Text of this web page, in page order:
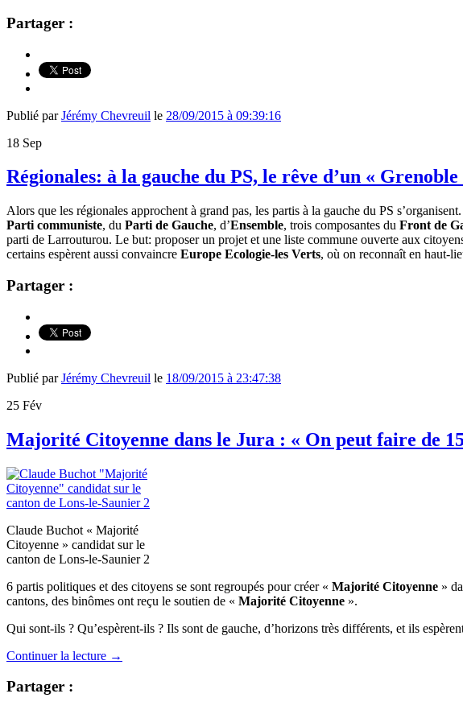
Partager :
Publié parJérémy Chevreuil le 28/09/2015 à 09:39:16
18 Sep
Régionales: à la gauche du PS, le rêve d’un «
Alors que les régionales approchent à grand pas, les partis à la gauche du PS
Parti communiste, du Parti de Gauche, d’Ensemble, trois composantes du Front de
parti de Larrouturou. Le but: proposer un projet et une liste commune ouverte aux
certains espèrent aussi convaincre Europe Ecologie-les Verts, où on reconnaît en haut-
Partager :
Publié parJérémy Chevreuil le 18/09/2015 à 23:47:38
25 Fév
Majorité Citoyenne dans le Jura : « On peut faire de
Claude Buchot « Majorité
Citoyenne » candidat sur le
canton de Lons-le-Saunier 2
6 partis politiques et des citoyens se sont regroupés pour créer « Majorité Citoyenne »
cantons, des binômes ont reçu le soutien de « Majorité Citoyenne ».
Qui sont-ils ? Qu’espèrent-ils ? Ils sont de gauche, d’horizons très différents, et ils
Continuer la lecture →
Partager :